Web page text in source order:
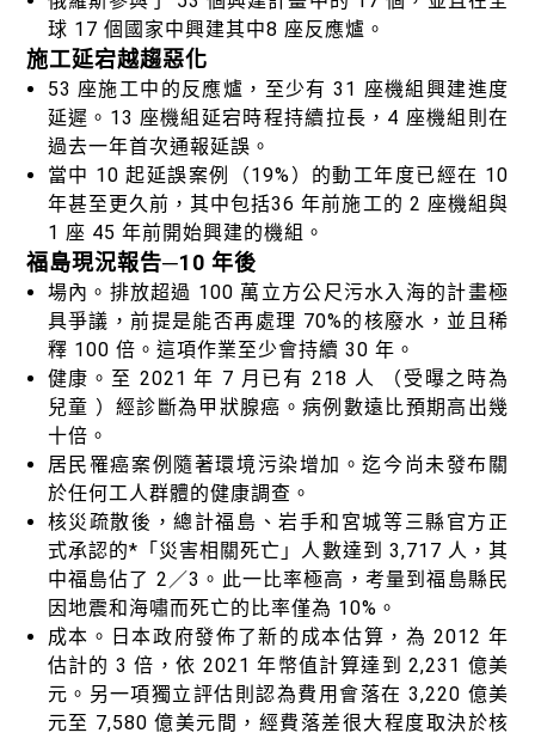
球 17 個國家中興建其中8 座反應爐。
施工延宕越趨惡化
53 座施工中的反應爐，至少有 31 座機組興建進度
延遲。13 座機組延宕時程持續拉長，4 座機組則在
過去一年首次通報延誤。
當中 10 起延誤案例（19%）的動工年度已經在 10
年甚至更久前，其中包括36 年前施工的 2 座機組與
1 座 45 年前開始興建的機組。
福島現況報告─10 年後
場內。排放超過 100 萬立方公尺污水入海的計畫極
具爭議，前提是能否再處理 70%的核廢水，並且稀
釋 100 倍。這項作業至少會持續 30 年。
健康。至 2021 年 7 月已有 218 人 （受曝之時為
兒童 ）經診斷為甲狀腺癌。病例數遠比預期高出幾
十倍。
居民罹癌案例隨著環境污染增加。迄今尚未發布關
於任何工人群體的健康調查。
核災疏散後，總計福島、岩手和宮城等三縣官方正
式承認的* 「災害相關死亡」人數達到 3,717 人，其
中福島佔了 2／3。此一比率極高，考量到福島縣民
因地震和海嘯而死亡的比率僅為 10%。
成本。日本政府發佈了新的成本估算，為 2012 年
估計的 3 倍，依 2021 年幣值計算達到 2,231 億美
元。另一項獨立評估則認為費用會落在 3,220 億美
元至 7,580 億美元間，經費落差很大程度取決於核